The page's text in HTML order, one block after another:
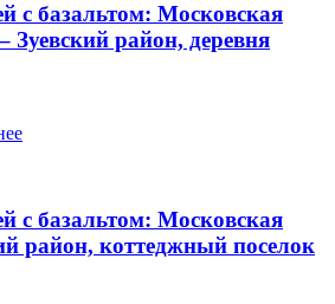
с базальтом: Московская
Зуевский район, деревня
с базальтом: Московская
район, коттеджный поселок